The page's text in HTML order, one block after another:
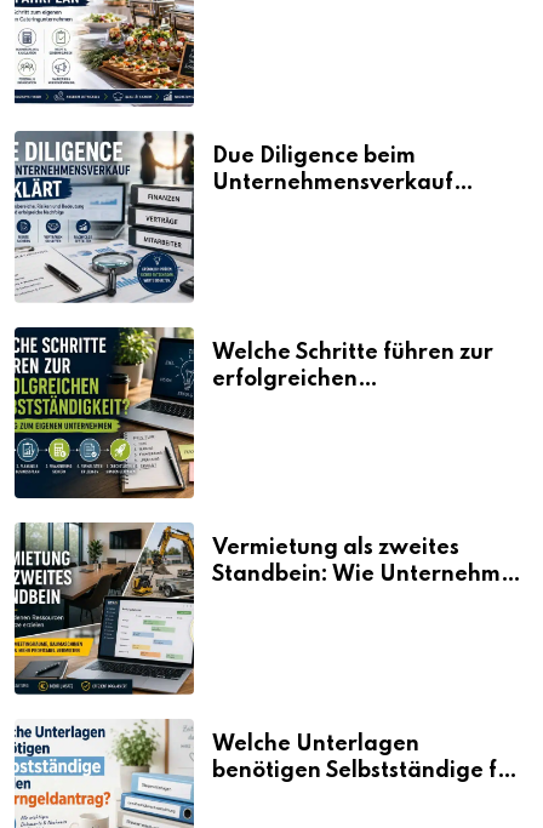
Due Diligence beim
Unternehmensverkauf
Welche Schritte führen zur
erfolgreichen
Vermietung als zweites
Standbein: Wie Unternehmen
Welche Unterlagen
benötigen Selbstständige für